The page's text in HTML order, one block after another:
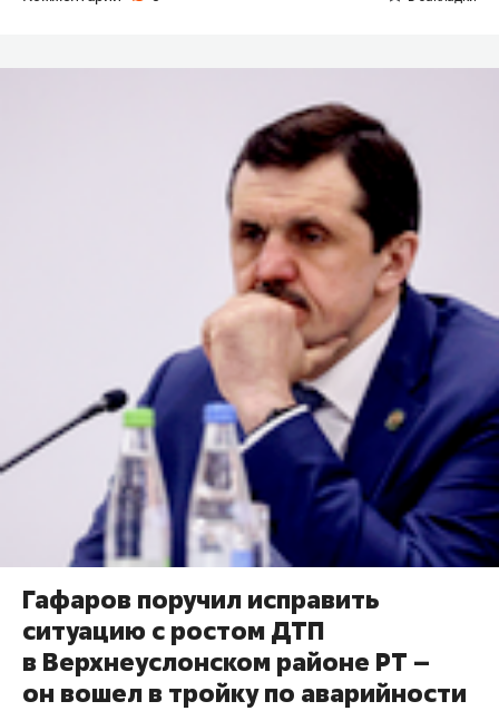
Гафаров поручил исправить
ситуацию с ростом ДТП
в Верхнеуслонском районе РТ –
он вошел в тройку по аварийности